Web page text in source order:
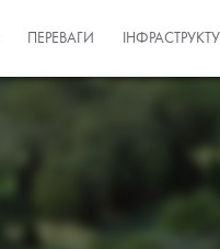
ПЕРЕВАГИ